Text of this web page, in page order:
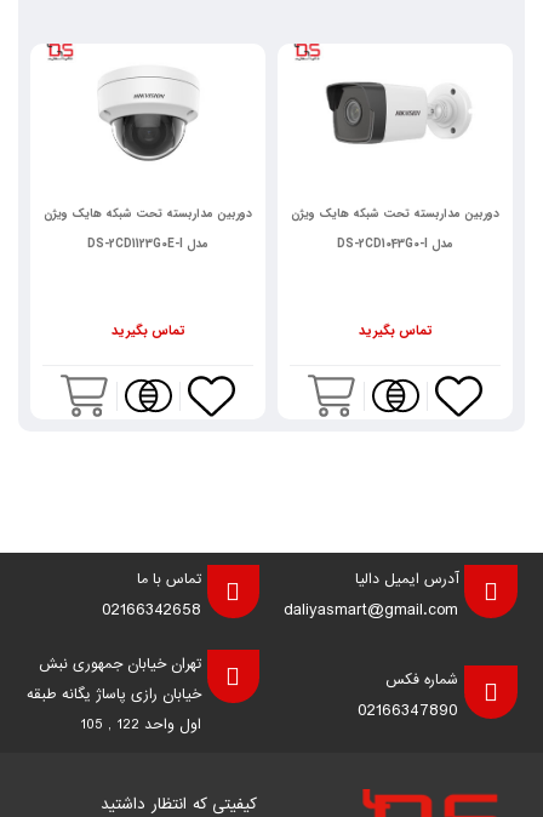
دوربین مداربسته تحت شبکه هایک ویژن
مدل DS-2CD1043G0-I
تماس بگیرید
دوربین مداربسته تحت شبکه هایک ویژن
مدل DS-2CD1123G0E-I
تماس بگیرید
آدرس ایمیل دالیا
daliyasmart@gmail.com
تماس با ما
02166342658
شماره فکس
02166347890
تهران خیابان جمهوری نبش
خیابان رازی پاساژ یگانه طبقه
اول واحد 122 , 105
کیفیتی که انتظار داشتید